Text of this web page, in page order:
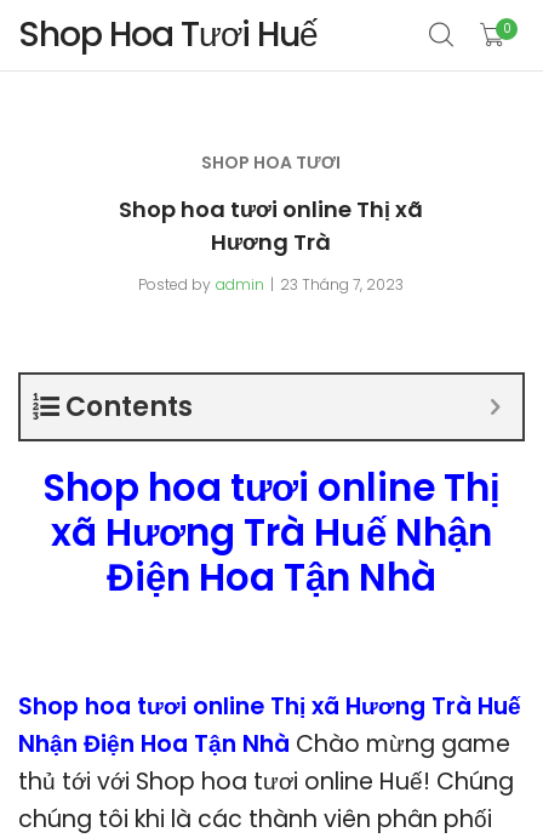
Shop Hoa Tươi Huế 0
SHOP HOA TƯƠI
Shop hoa tươi online Thị xã
Hương Trà
Posted by admin 23 Tháng 7, 2023
Contents
Shop hoa tươi online Thị
xã Hương Trà Huế Nhận
Điện Hoa Tận Nhà
Shop hoa tươi online Thị xã Hương Trà Huế
Nhận Điện Hoa Tận Nhà Chào mừng game
thủ tới với Shop hoa tươi online Huế! Chúng
chúng tôi khi là các thành viên phân phối